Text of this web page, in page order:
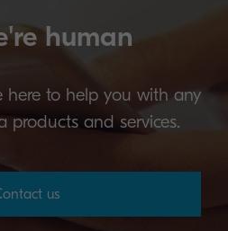
human
here to help you with any
products and services.
us